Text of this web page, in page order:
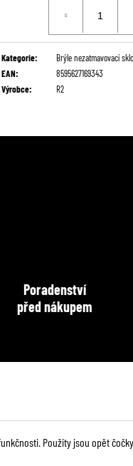
Kategorie:
Brýle nezatmavovací sklo
EAN:
8595627169343
Výrobce: R2
Poradenství
před nákupem
Použity jsou opět